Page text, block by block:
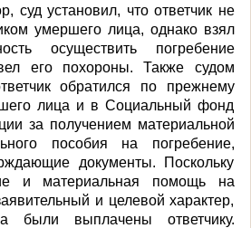
суд установил, что ответчик не
умершего лица, однако взял
осуществить погребение
его похороны. Также судом
обратился по прежнему
лица и в Социальный фонд
за получением материальной
пособия на погребение,
документы. Поскольку
и материальная помощь на
и целевой характер,
были выплачены ответчику.